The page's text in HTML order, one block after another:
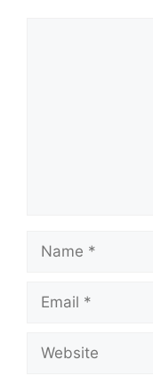
Name
Email
Website